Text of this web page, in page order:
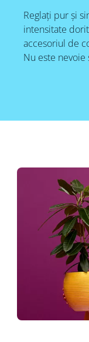
Reglați pur și
intensitate
accesoriul de
Nu este nevoie